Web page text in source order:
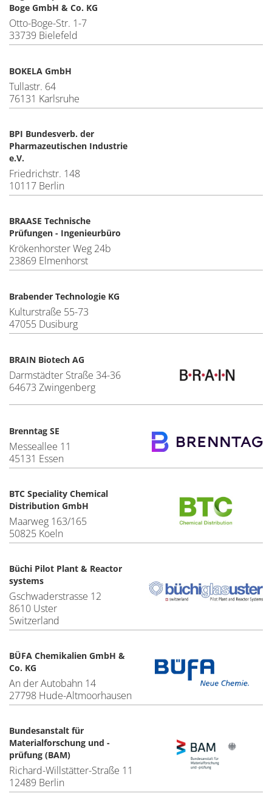
Boge GmbH & Co. KG
Otto-Boge-Str. 1-7
33739 Bielefeld
BOKELA GmbH
Tullastr. 64
76131 Karlsruhe
BPI Bundesverb. der
Pharmazeutischen Industrie
e.V.
Friedrichstr. 148
10117 Berlin
BRAASE Technische
Prüfungen - Ingenieurbüro
Krökenhorster Weg 24b
23869 Elmenhorst
Brabender Technologie KG
Kulturstraße 55-73
47055 Dusiburg
BRAIN Biotech AG
Darmstädter Straße 34-36
64673 Zwingenberg
Brenntag SE
Messeallee 11
45131 Essen
BTC Speciality Chemical
Distribution GmbH
Maarweg 163/165
50825 Koeln
Büchi Pilot Plant & Reactor
systems
Gschwaderstrasse 12
8610 Uster
Switzerland
BÜFA Chemikalien GmbH &
Co. KG
An der Autobahn 14
27798 Hude-Altmoorhausen
Bundesanstalt für
Materialforschung und -
prüfung (BAM)
Richard-Willstätter-Straße 11
12489 Berlin